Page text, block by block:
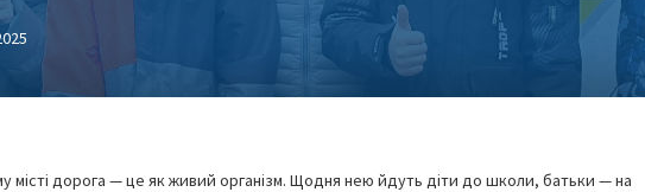
місті дорога — це як живий організм. Щодня нею йдуть діти до школи, батьки — на